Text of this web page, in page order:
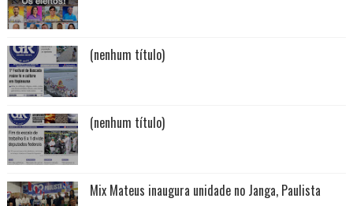
(nenhum título)
(nenhum título)
Mix Mateus inaugura unidade no Janga, Paulista